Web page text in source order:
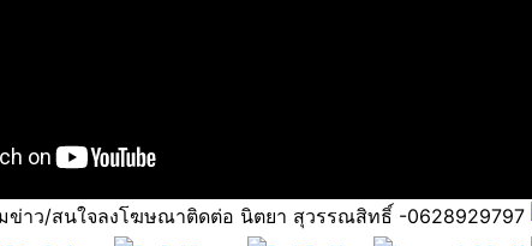
าว/สนใจลงโฆษณาติดต่อ นิตยา สุวรรณสิทธิ์ -0628929797